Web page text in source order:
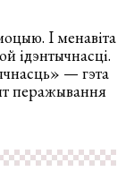
І менавіта
ідэнтычнасці.
— гэта
перажывання